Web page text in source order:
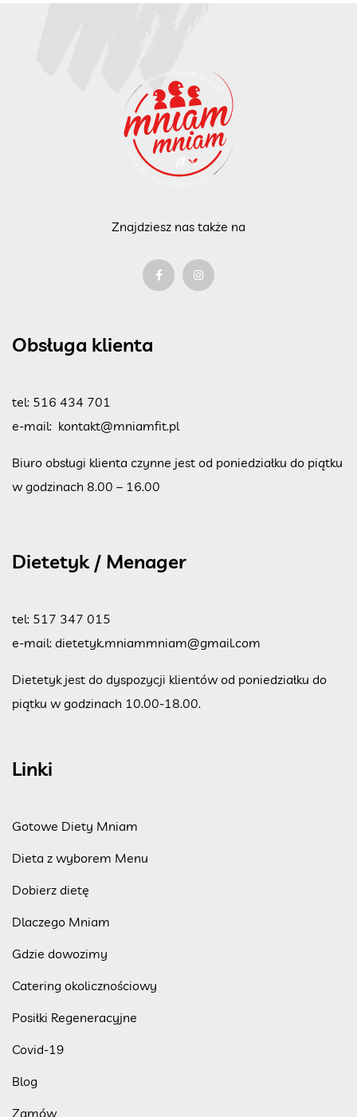
Znajdziesz nas także na
Obsługa klienta
tel: 516 434 701
e-mail: kontakt@mniamfit.pl
Biuro obsługi klienta czynne jest od poniedziałku do piątku
w godzinach 8.00 – 16.00
Dietetyk / Menager
tel: 517 347 015
e-mail: dietetyk.mniammniam@gmail.com
Dietetyk jest do dyspozycji klientów od poniedziałku do
piątku w godzinach 10.00-18.00.
Linki
Gotowe Diety Mniam
Dieta z wyborem Menu
Dobierz dietę
Dlaczego Mniam
Gdzie dowozimy
Catering okolicznościowy
Posiłki Regeneracyjne
Covid-19
Blog
Zamów